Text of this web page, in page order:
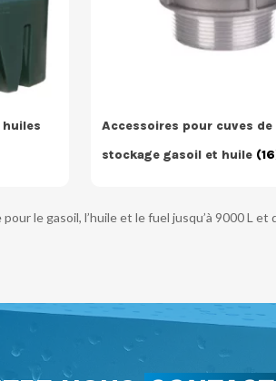
Accessoires pour cuves de
stockage gasoil et huile
le gasoil, l’huile et le fuel jusqu’à 9000 L